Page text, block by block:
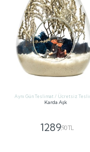
Aynı Gün Teslimat / Ücretsiz
Karda Aşk
1289,90 TL